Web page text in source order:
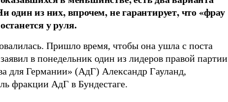
один из них, впрочем, не гарантирует, что «фрау
у руля.
Пришло время, чтобы она ушла с поста
в понедельник один из лидеров правой партии
для Германии» (АдГ) Александр Гауланд,
фракции АдГ в Бундестаге.